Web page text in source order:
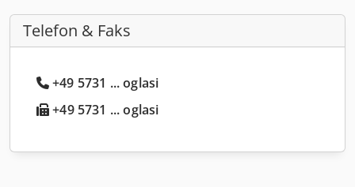
Telefon & Faks
+49 5731 ... oglasi
+49 5731 ... oglasi